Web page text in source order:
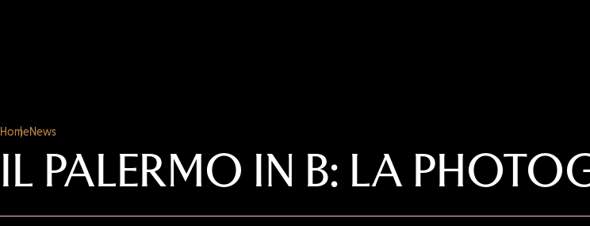
HomeNews
IL PALERMO IN B: LA